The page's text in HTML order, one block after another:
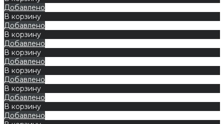
Добавлено
В корзину
Добавлено
В корзину
Добавлено
В корзину
Добавлено
В корзину
Добавлено
В корзину
Добавлено
В корзину
Добавлено